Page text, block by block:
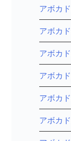
アボカ
アボカ
アボカ
アボカ
アボカ
アボカ